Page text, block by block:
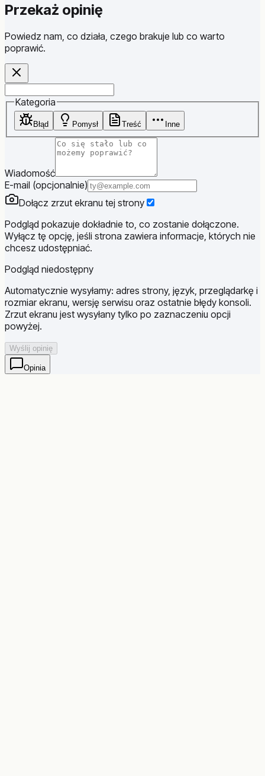
Przekaż opinię
Powiedz nam, co działa, czego brakuje lub co warto
poprawić.
Website
Kategoria
Błąd Pomysł Treść Inne
Wiadomość
E-mail (opcjonalnie)
Dołącz zrzut ekranu tej strony
Podgląd pokazuje dokładnie to, co zostanie dołączone.
Wyłącz tę opcję, jeśli strona zawiera informacje, których nie
chcesz udostępniać.
Podgląd niedostępny
Automatycznie wysyłamy: adres strony, język, przeglądarkę i
rozmiar ekranu, wersję serwisu oraz ostatnie błędy konsoli.
Zrzut ekranu jest wysyłany tylko po zaznaczeniu opcji
powyżej.
Wyślij opinię
Opinia